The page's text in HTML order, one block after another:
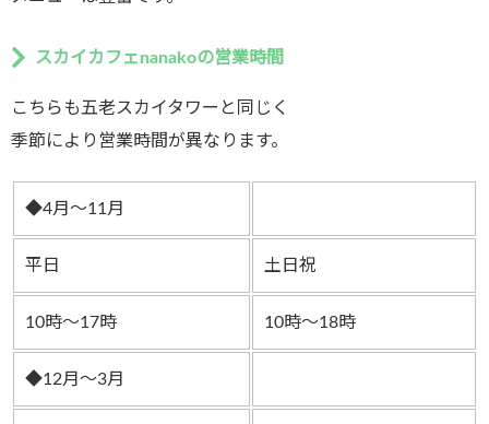
スカイカフェnanakoの営業時間
こちらも五老スカイタワーと同じく
季節により営業時間が異なります。
◆4月～11月
平日 土日祝
10時～17時 10時～18時
◆12月～3月